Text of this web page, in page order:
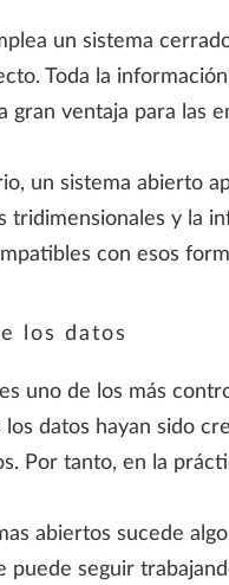
un sistema
Toda la
gran ventaja para las
un sistema abierto
tridimensionales y la
con esos
los datos
uno de los más
los datos hayan sido
Por tanto, en la
abiertos sucede
puede seguir